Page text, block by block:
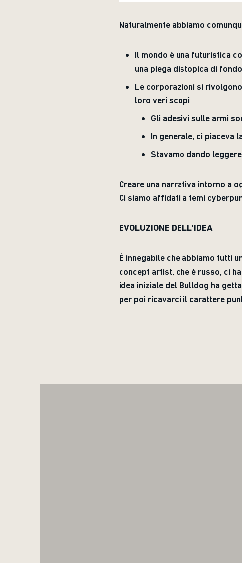
Naturalmente abbiamo
Il mondo è una futuristica
una piega distopica di fondo
Le corporazioni si
loro veri scopi
Gli adesivi sulle armi
In generale, ci piaceva
Stavamo dando
Creare una narrativa intorno a
Ci siamo affidati a temi
EVOLUZIONE DELL'IDEA
È innegabile che abbiamo tutti
concept artist, che è russo, ci
idea iniziale del Bulldog ha
per poi ricavarci il carattere